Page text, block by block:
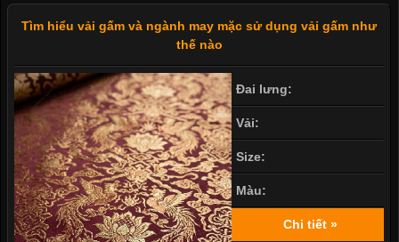
Tìm hiểu vải gấm và ngành may mặc sử dụng vải gấm như
thế nào
Đai lưng:
Vải:
Size:
Màu:
Chi tiết »